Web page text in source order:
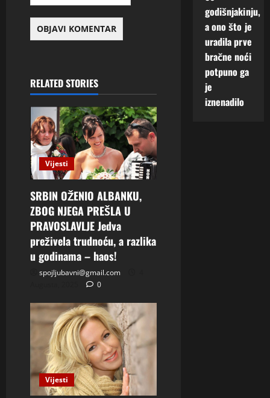
RELATED STORIES
Vijesti
SRBIN OŽENIO ALBANKU,
ZBOG NJEGA PREŠLA U
PRAVOSLAVLJE Jedva
preživela trudnoću, a razlika
u godinama – haos!
spojljubavni@gmail.com
0
Vijesti
godišnjakinju,
a ono što je
uradila prve
bračne noći
potpuno ga
je
iznenadilo